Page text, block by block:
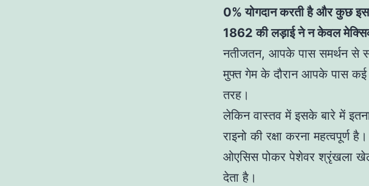
0% योगदान करती है और कुछ
1862 की लड़ाई ने न केवल
नतीजतन, आपके पास समर्थन से
मुफ्त गेम के दौरान आपके पास
तरह।
लेकिन वास्तव में इसके बारे में
राइनो की रक्षा करना महत्वपूर्ण
ओएसिस पोकर पेशेवर श्रृंखला
देता है।